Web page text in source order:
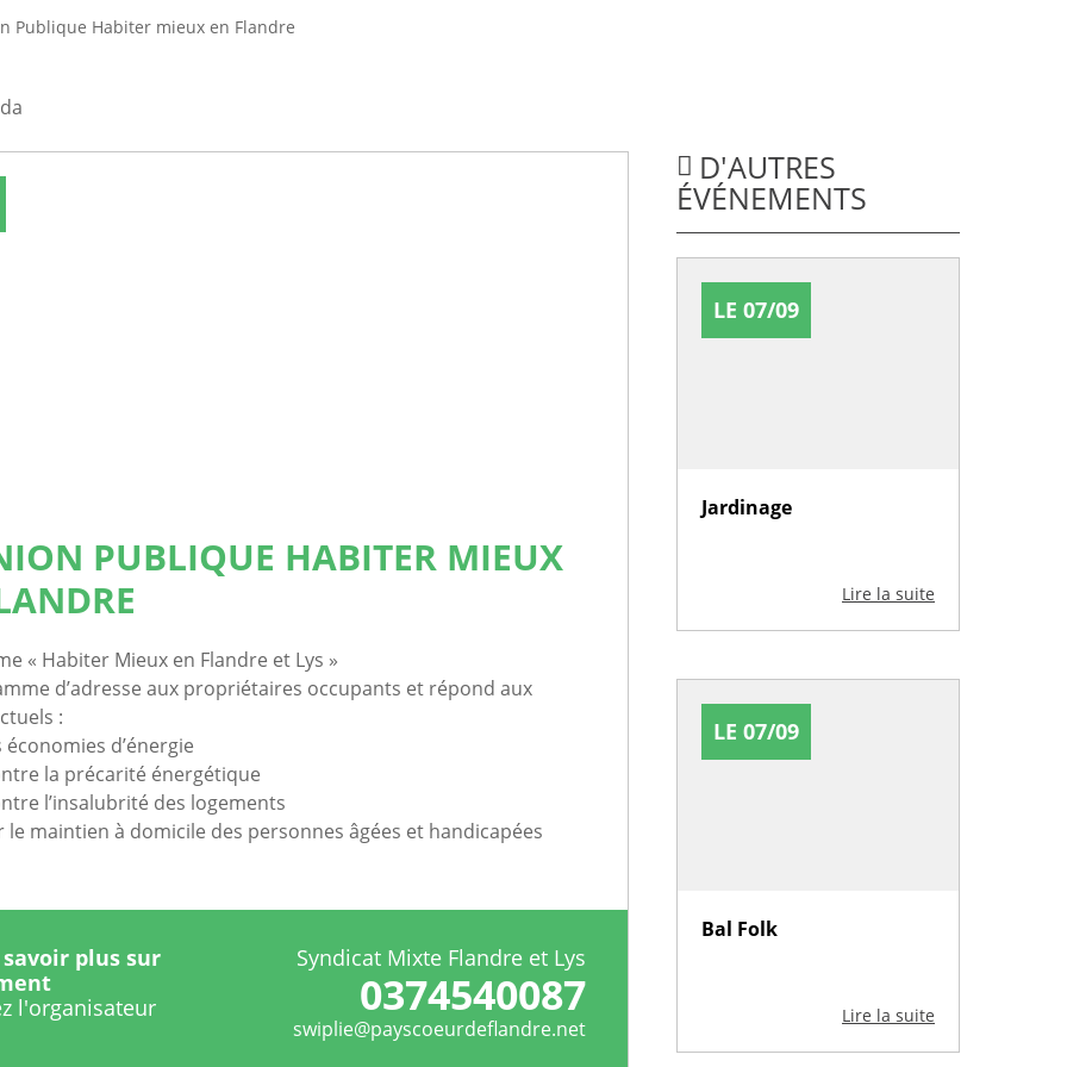
Publique Habiter mieux en Flandre
PUBLIQUE HABITER MIEUX
« Habiter Mieux en Flandre et Lys »
d’adresse aux propriétaires occupants et répond aux
:
d’énergie
la précarité énergétique
l’insalubrité des logements
maintien à domicile des personnes âgées et handicapées
plus sur
l'organisateur
Syndicat Mixte Flandre et Lys
0374540087
swiplie@payscoeurdeflandre.net
D'AUTRES
ÉVÉNEMENTS
LE 07/09
Jardinage
Lire la suite
LE 07/09
Bal Folk
Lire la suite